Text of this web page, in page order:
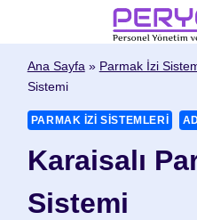
contentAna Sayfa» Parmak İzi
Sistemi
PARMAK İZI SISTEMLERI
Karaisalı
Sistemi